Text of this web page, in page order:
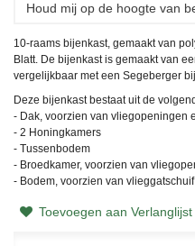
Houd mij op de hoogte van
10-raams bijenkast, gemaakt van
Blatt. De bijenkast is gemaakt van
vergelijkbaar met een Segeberger
Deze bijenkast bestaat uit de
- Dak, voorzien van vliegopeningen
- 2 Honingkamers
- Tussenbodem
- Broedkamer, voorzien van
- Bodem, voorzien van vlieggatschuif
Toevoegen aan Verlanglijst